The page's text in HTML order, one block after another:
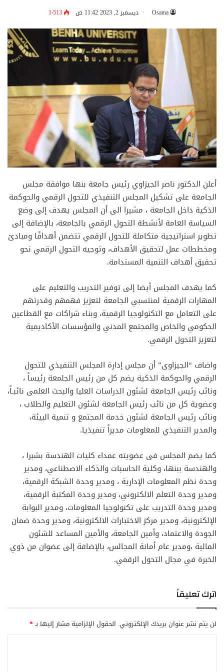
Osama ديسمبر 2, 2023 11:42 ص 1٬513
أعلن الدكتور ناصر الجيزاوي رئيس جامعة بنها موافقة مجلس
الجامعة على تشكيل المجلس التنفيذي للتحول الرقمي والحوكمة
الذكية داخل الجامعة ، مشيرا الى أن المجلس يهدف إلى وضع
السياسة العامة لأنشطة التحول الرقمي بالجامعة، بالإضافة إلى
تطوير استراتيجية متكاملة للتحول الرقمي تتضمن أهدافًا ومبادئ
ومخططات عمل لتحقيق الأهداف، وتوجيه التحول الرقمي نحو
تحقيق أهداف التنمية المستدامة.
كما يهدف المجلس أيضا إلى توفير التدريب والتعليم على
المهارات الرقمية لمنتسبي الجامعة لتعزيز فهمهم وقدرتهم
على التعامل مع التكنولوجيا الرقمية، وبناء شراكات مع القطاعين
الحكومي والخاص والمجتمع المدني والمؤسسات الأكاديمية
لتعزيز التحول الرقمي.
واضاف “الجيزاوى” أن مجلس إدارة المجلس التنفيذي للتحول
الرقمي والحوكمة الذكية يضم كل من رئيس الجلمعة رئيساً ،
ونائب رئيس الجامعة لشئون الدراسات العليا والبحث العلمى نائبـاً،
وعضوية كل من نائب رئيس الجامعة لشئون التعليم والطلاب ،
ونائب رئيس الجامعة لشئون خدمة المجتمع و تنمية البيئة،
والمدير التنفيذي للمعلومات مديراً تنفيذيا.
كما يضم المجلس فى عضويته عمداء كليات الهندسة بشبرا ،
والهندسة ببنها، وكلية الحاسبات والذكاء الاصطناعي، ومدير
وحدة نظم المعلومات الإدارية ، ومدير وحدة الشبكة الرقمية،
ومدير وحدة التعلم الالكتروني، ومدير وحدة المكتبة الرقمية،
ومدير وحدة التدريب على تكنولوجيا المعلومات، ومدير البوابة
الإلكترونية، ومدير مركز الاختبارات الالكترونية، ومدير وحدة ضمان
الجودة والاعتماد، وأمين الجامعة، والأمين المساعد للشئون
المالية ،ومدير عام أمانة المجالس، بالإضافة إلى عضوان من ذوي
الخبرة في مجال التحول الرقمي.
اترك تعليقاً
لن يتم نشر عنوان بريدك الإلكتروني. الحقول الإلزامية مشار إليها بـ*